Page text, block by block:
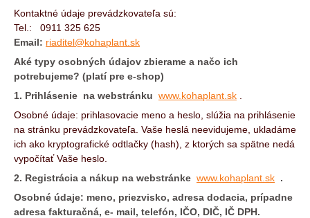
Kontaktné údaje prevádzkovateľa sú:
Tel.: 0911 325 625
Email: riaditel@kohaplant.sk
Aké typy osobných údajov zbierame a načo ich
potrebujeme? (platí pre e-shop)
1. Prihlásenie na webstránku www.kohaplant.sk
Osobné údaje: prihlasovacie meno a heslo, slúžia na prihlásenie
na stránku prevádzkovateľa. Vaše heslá neevidujeme, ukladáme
ich ako kryptografické odtlačky (hash), z ktorých sa spätne nedá
vypočítať Vaše heslo.
2. Registrácia a nákup na webstránke www.kohaplant.sk .
Osobné údaje: meno, priezvisko, adresa dodacia, prípadne
adresa fakturačná, e- mail, telefón, IČO, DIČ, IČ DPH.